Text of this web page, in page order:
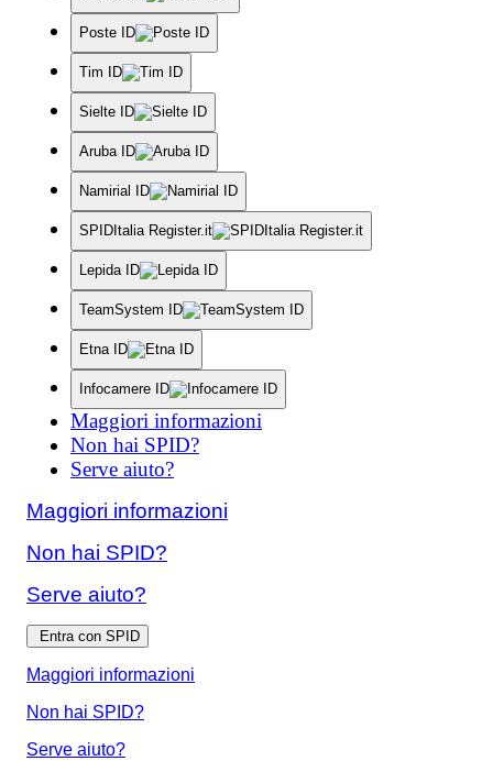
Poste ID
Tim ID
Sielte ID
Aruba ID
Namirial ID
SPIDItalia Register.it
Lepida ID
TeamSystem ID
Etna ID
Infocamere ID
Maggiori informazioni
Non hai SPID?
Serve aiuto?
Maggiori informazioni
Non hai SPID?
Serve aiuto?
Entra con SPID
Maggiori informazioni
Non hai SPID?
Serve aiuto?